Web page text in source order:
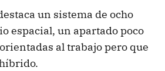
un sistema de ocho
espacial, un apartado poco
al trabajo pero que